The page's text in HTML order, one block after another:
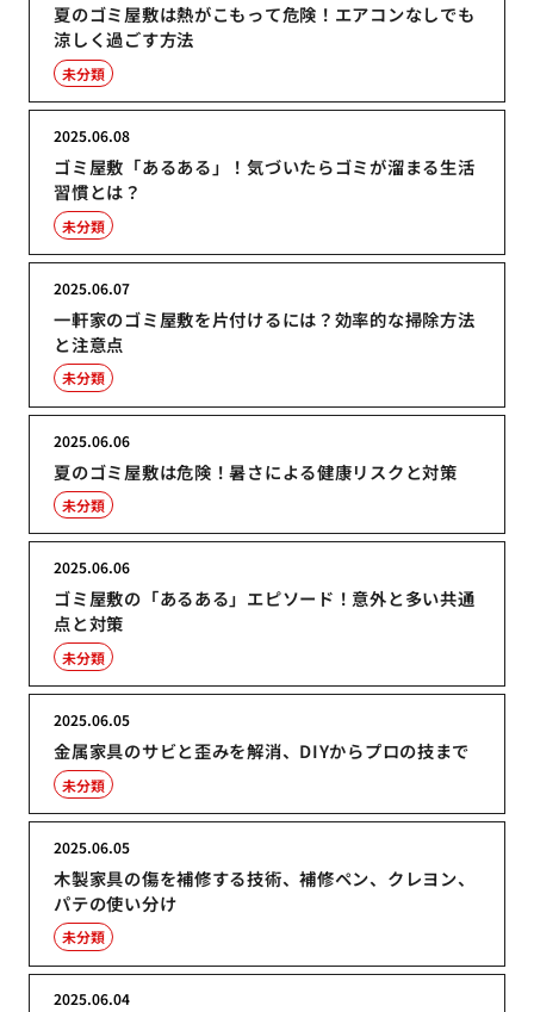
夏のゴミ屋敷は熱がこもって危険！エアコンなしでも
涼しく過ごす方法
未分類
ゴミ屋敷「あるある」！気づいたらゴミが溜まる生活
習慣とは？
2025.06.08
未分類
一軒家のゴミ屋敷を片付けるには？効率的な掃除方法
と注意点
2025.06.07
未分類
夏のゴミ屋敷は危険！暑さによる健康リスクと対策
2025.06.06
未分類
ゴミ屋敷の「あるある」エピソード！意外と多い共通
点と対策
2025.06.06
未分類
金属家具のサビと歪みを解消、DIYからプロの技まで
2025.06.05
未分類
木製家具の傷を補修する技術、補修ペン、クレヨン、
パテの使い分け
2025.06.05
未分類
2025.06.04